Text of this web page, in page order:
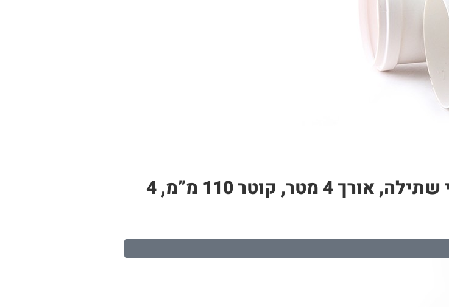
צינור PP לבן – תעלה לגידול הידרופוני | 19 חורי שתילה, אורך 4 מטר, קוטר 110 מ”מ, 4